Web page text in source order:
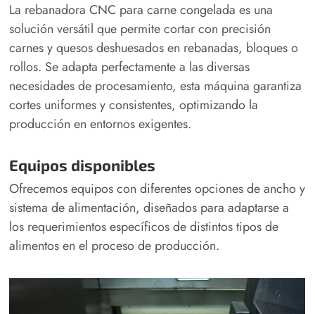
La rebanadora CNC para carne congelada es una
solución versátil que permite cortar con precisión
carnes y quesos deshuesados en rebanadas, bloques o
rollos. Se adapta perfectamente a las diversas
necesidades de procesamiento, esta máquina garantiza
cortes uniformes y consistentes, optimizando la
producción en entornos exigentes.
Equipos disponibles
Ofrecemos equipos con diferentes opciones de ancho y
sistema de alimentación, diseñados para adaptarse a
los requerimientos específicos de distintos tipos de
alimentos en el proceso de producción.